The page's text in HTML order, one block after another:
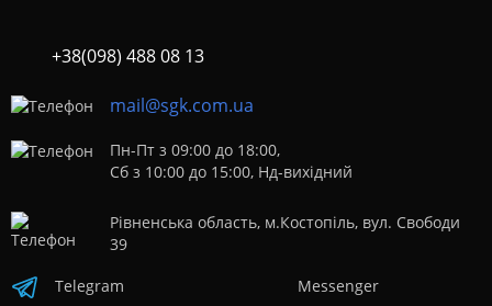
+38(098) 488 08 13
mail@sgk.com.ua
Пн-Пт з 09:00 до 18:00,
Сб з 10:00 до 15:00, Нд-вихідний
Рівненська область, м.Костопіль, вул. Свободи
39
Telegram Messenger